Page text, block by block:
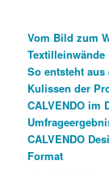
Vom Bild zum
Textilleinwände
So entsteht
Kulissen der
CALVENDO im
CALVENDO
Format